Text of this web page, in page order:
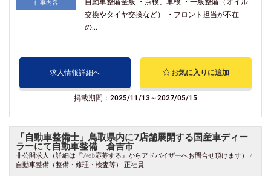
仕事内容
交換やタイヤ交換など） ・フロント担当が不在
の...
求人情報詳細へ お気に入りに追加
掲載期間：2025/11/13～2027/05/15
「自動車整備士」鳥取県内に7店舗展開する国産車ディー
ラーにて自動車整備 倉吉市
非公開求人（詳細は『Web応募する』からアドバイザーへお問合せ頂けます） /
自動車整備（整備・修理・検査等） 正社員